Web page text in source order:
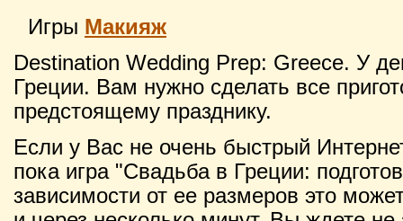
Игры Макияж
Destination Wedding Prep: Greece. У
Греции. Вам нужно сделать все
предстоящему празднику.
Если у Вас не очень быстрый
пока игра "Свадьба в Греции:
зависимости от ее размеров это